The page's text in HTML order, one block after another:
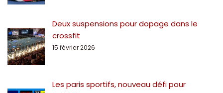
Deux suspensions pour dopage dans le
crossfit
15 février 2026
Les paris sportifs, nouveau défi pour